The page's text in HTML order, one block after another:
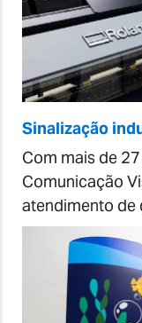
Sinalização
Com mais de
Comunicação
atendimento de